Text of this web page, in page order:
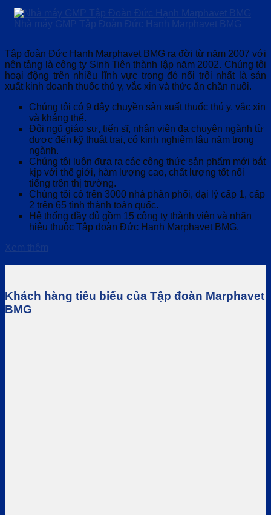
Nhà máy GMP Tập Đoàn Đức Hạnh Marphavet BMG
Tập đoàn Đức Hạnh Marphavet BMG ra đời từ năm 2007 với
nên tảng là công ty Sinh Tiên thành lập năm 2002. Chúng tôi
hoại động trên nhiều lĩnh vực trong đó nổi trội nhất là sản
xuất kinh doanh thuốc thú y, vắc xin và thức ăn chăn nuôi.
Chúng tôi có 9 dây chuyền sản xuất thuốc thú y, vắc xin
và kháng thể.
Đội ngũ giáo sư, tiến sĩ, nhân viên đa chuyên ngành từ
dược đến kỹ thuật trại, có kinh nghiệm lâu năm trong
ngành.
Chúng tôi luôn đưa ra các công thức sản phẩm mới bắt
kịp với thế giới, hàm lượng cao, chất lượng tốt nổi
tiếng trên thị trường.
Chúng tôi có trên 3000 nhà phân phối, đại lý cấp 1, cấp
2 trên 65 tình thành toàn quốc.
Hệ thống đầy đủ gồm 15 công ty thành viên và nhãn
hiệu thuộc Tập đoàn Đức Hạnh Marphavet BMG.
Xem thêm
Khách hàng tiêu biểu của Tập đoàn Marphavet
BMG